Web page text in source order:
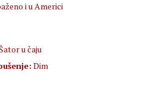
i u Americi
u čaju
Dim